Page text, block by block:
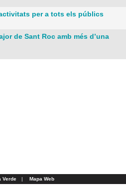
per a tots els públics
de Sant Roc amb més d’una
Verde | Mapa Web